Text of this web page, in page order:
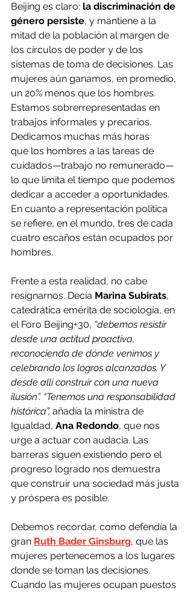
Beijing es claro: la discriminación de
género persiste, y mantiene a la
mitad de la población al margen de
los círculos de poder y de los
sistemas de toma de decisiones. Las
mujeres aún ganamos, en promedio,
un 20% menos que los hombres.
Estamos sobrerrepresentadas en
trabajos informales y precarios.
Dedicamos muchas más horas
que los hombres a las tareas de
cuidados—trabajo no remunerado—
lo que limita el tiempo que podemos
dedicar a acceder a oportunidades.
En cuanto a representación política
se refiere, en el mundo, tres de cada
cuatro escaños están ocupados por
hombres.
Frente a esta realidad, no cabe
resignarnos. Decía Marina Subirats,
catedrática emérita de sociología, en
el Foro Beijing+30, “debemos resistir
desde una actitud proactiva,
reconociendo de dónde venimos y
celebrando los logros alcanzados. Y
desde allí construir con una nueva
ilusión”. “Tenemos una responsabilidad
histórica”, añadía la ministra de
Igualdad, Ana Redondo, que nos
urge a actuar con audacia. Las
barreras siguen existiendo pero el
progreso logrado nos demuestra
que construir una sociedad más justa
y próspera es posible.
Debemos recordar, como defendía la
gran Ruth Bader Ginsburg, que las
mujeres pertenecemos a los lugares
donde se toman las decisiones.
Cuando las mujeres ocupan puestos